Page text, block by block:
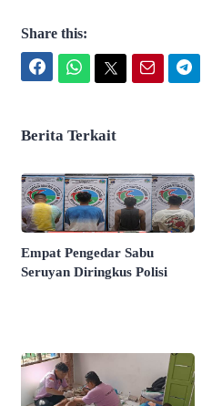
Share this:
Berita Terkait
Empat Pengedar Sabu
Seruyan Diringkus Polisi